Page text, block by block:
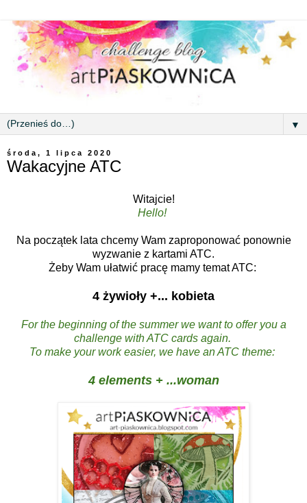
▼
środa, 1 lipca 2020
Wakacyjne ATC
Witajcie!
Hello!
Na początek lata chcemy Wam zaproponować ponownie
wyzwanie z kartami ATC.
Żeby Wam ułatwić pracę mamy temat ATC:
4 żywioły +... kobieta
For the beginning of the summer we want to offer you a
challenge with ATC cards again.
To make your work easier, we have an ATC theme:
4 elements + ...woman